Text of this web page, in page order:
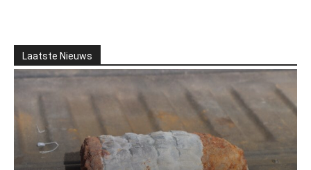
Laatste Nieuws